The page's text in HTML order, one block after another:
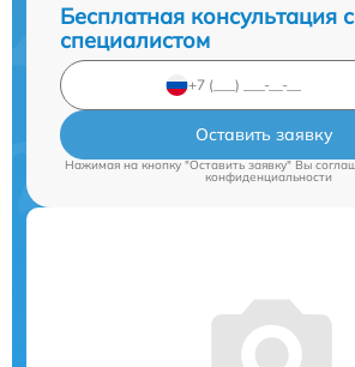
Бесплатная консультация
специалистом
Оставить заявку
Нажимая на кнопку "Оставить заявку" Вы
конфиденциальности